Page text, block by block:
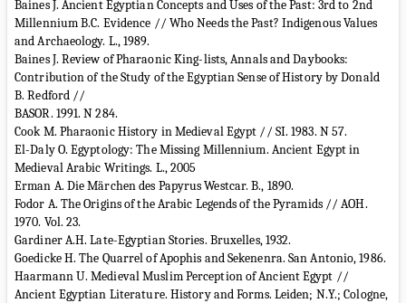
Baines J. Ancient Egyptian Concepts and Uses of the Past: 3rd to 2nd
Millennium B.C. Evidence // Who Needs the Past? Indigenous Values
and Archaeology. L., 1989.
Baines J. Review of Pharaonic King-lists, Annals and Daybooks:
Contribution of the Study of the Egyptian Sense of History by Donald
B. Redford //
BASOR. 1991. N 284.
Cook M. Pharaonic History in Medieval Egypt // SI. 1983. N 57.
El-Daly O. Egyptology: The Missing Millennium. Ancient Egypt in
Medieval Arabic Writings. L., 2005
Erman A. Die Märchen des Papyrus Westcar. B., 1890.
Fodor A. The Origins of the Arabic Legends of the Pyramids // AOH.
1970. Vol. 23.
Gardiner A.H. Late-Egyptian Stories. Bruxelles, 1932.
Goedicke H. The Quarrel of Apophis and Sekenenra. San Antonio, 1986.
Haarmann U. Medieval Muslim Perception of Ancient Egypt //
Ancient Egyptian Literature. History and Forms. Leiden; N.Y.; Cologne,